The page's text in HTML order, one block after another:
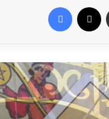
Facebook